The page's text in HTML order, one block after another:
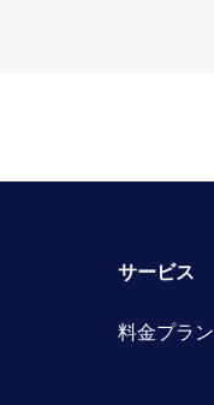
サービス
料金プラン